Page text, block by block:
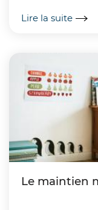
Lire la suite
Le maintien